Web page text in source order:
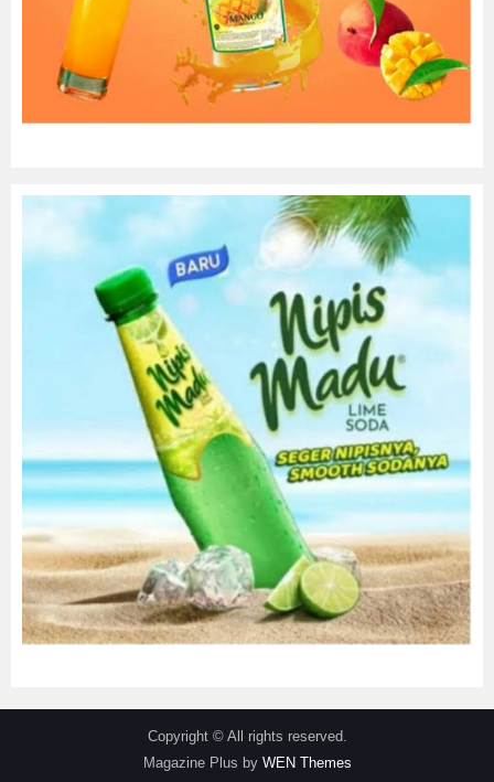
Copyright © All rights reserved.
Magazine Plus by WEN Themes